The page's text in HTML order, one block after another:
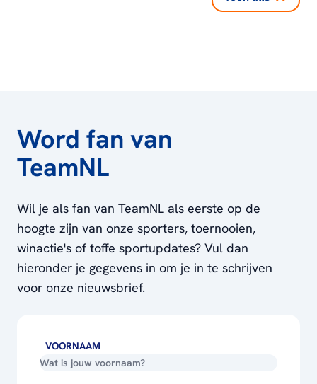
Word fan van
TeamNL
Wil je als fan van TeamNL als eerste op de
hoogte zijn van onze sporters, toernooien,
winactie's of toffe sportupdates? Vul dan
hieronder je gegevens in om je in te schrijven
voor onze nieuwsbrief.
VOORNAAM